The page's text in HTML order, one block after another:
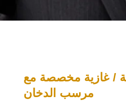
/ غازية مخصصة مع
مرسب الدخان